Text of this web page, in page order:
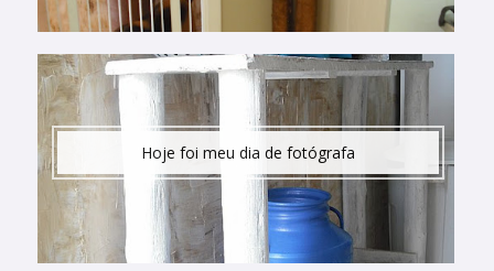
Hoje foi meu dia de fotógrafa